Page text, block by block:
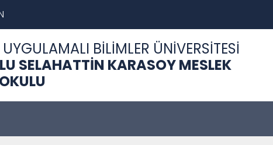
BİLİMLER ÜNİVERSİTESİ
SELAHATTİN KARASOY MESLEK